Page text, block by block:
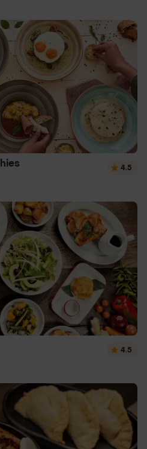
4.5
4.5